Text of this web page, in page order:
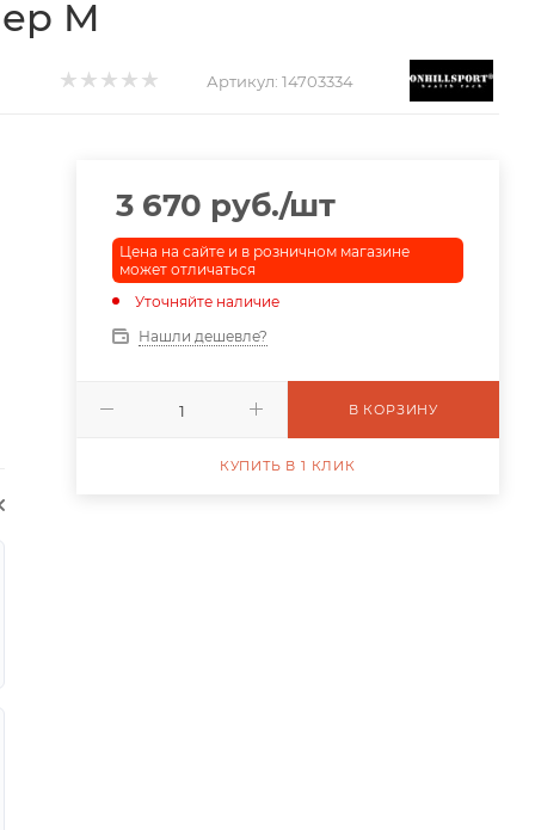
M
Артикул: 14703334
3 670 руб./шт
Цена на сайте и в розничном магазине
может отличаться
Уточняйте наличие
Нашли дешевле?
В КОРЗИНУ
КУПИТЬ В 1 КЛИК